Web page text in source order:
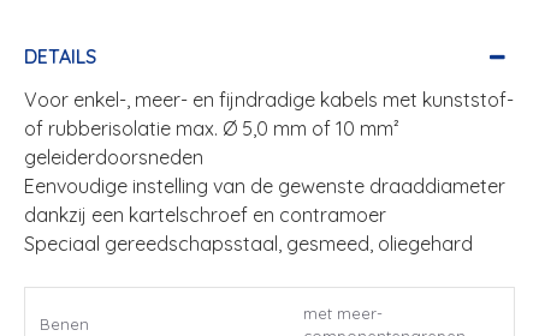
DETAILS
Voor enkel-, meer- en fijndradige kabels met kunststof-
of rubberisolatie max. Ø 5,0 mm of 10 mm²
geleiderdoorsneden
Eenvoudige instelling van de gewenste draaddiameter
dankzij een kartelschroef en contramoer
Speciaal gereedschapsstaal, gesmeed, oliegehard
Benen
met meer-